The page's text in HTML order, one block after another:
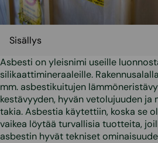
Sisällys
Asbesti on yleisnimi useille
silikaattimineraaleille.
mm. asbestikuitujen
kestävyyden, hyvän vetolujuuden ja
takia. Asbestia käytettiin, koska se
vaikea löytää turvallisia tuotteita,
asbestin hyvät tekniset